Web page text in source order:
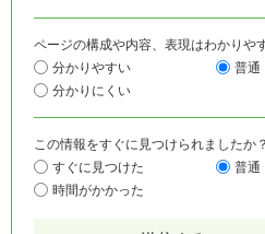
ページの構成や内容、表現はわかりや
分かりやすい
普通
分かりにくい
この情報をすぐに見つけられましたか？
すぐに見つけた
普通
時間がかかった